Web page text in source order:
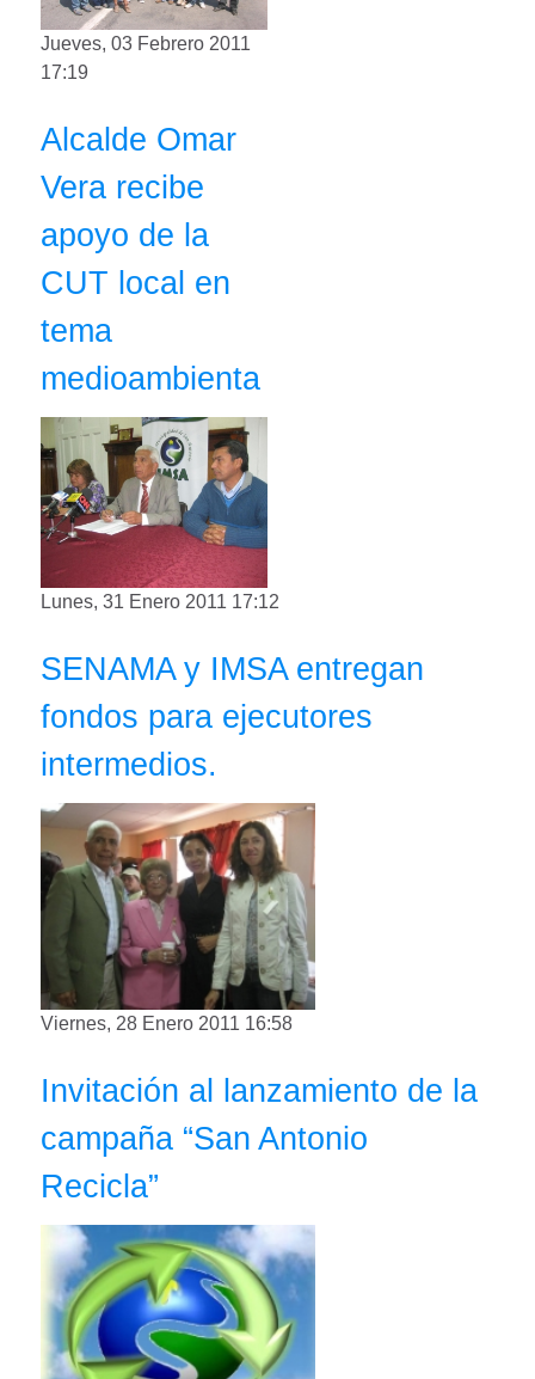
Jueves, 03 Febrero 2011
17:19
Alcalde Omar
Vera recibe
apoyo de la
CUT local en
tema
medioambienta
Lunes, 31 Enero 2011 17:12
SENAMA y IMSA entregan
fondos para ejecutores
intermedios.
Viernes, 28 Enero 2011 16:58
Invitación al lanzamiento de la
campaña “San Antonio
Recicla”